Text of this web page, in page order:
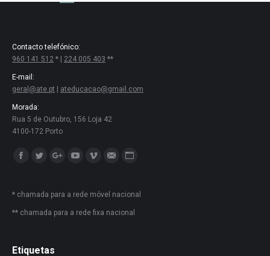
Contacto telefónico:
960 141 512 * | 224 005 403 **
E-mail:
geral@ate.pt
ateducacao@gmail.com
Morada:
Rua 5 de Outubro, 156 Loja 42
4100-172 Porto
Encontre-nos em:
* chamada para a rede móvel nacional
** chamada para a rede fixa nacional
Etiquetas